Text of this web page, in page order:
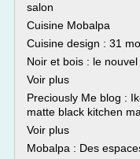
salon
Cuisine Mobalpa
Cuisine design : 31
Noir et bois : le
Voir plus
Preciously Me blog :
matte black kitchen
Voir plus
Mobalpa : Des